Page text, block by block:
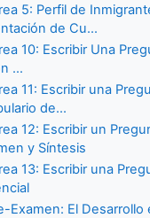
5: Perfil de
de Cu...
10: Escribir Una
...
11: Escribir una
de...
12: Escribir un
y Síntesis
13: Escribir una
Examen: El Desarrollo